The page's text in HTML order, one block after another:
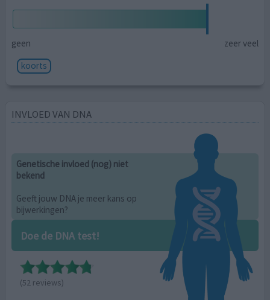
geen
zeer veel
koorts
INVLOED VAN DNA
Genetische invloed (nog) niet
bekend
Geeft jouw DNA je meer kans op
bijwerkingen?
Doe de DNA test!
(52 reviews)